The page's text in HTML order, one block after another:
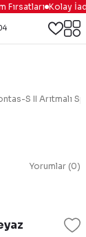
Kolay
S II Arıtmalı
Yorumlar (0)